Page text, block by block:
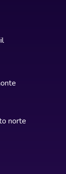
norte